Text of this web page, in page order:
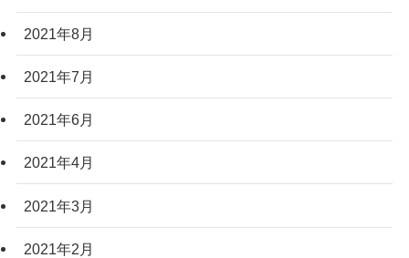
2021年8月
2021年7月
2021年6月
2021年4月
2021年3月
2021年2月